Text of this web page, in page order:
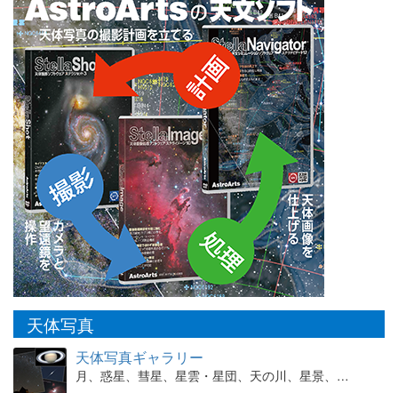
天体写真
天体写真ギャラリー
月、惑星、彗星、星雲・星団、天の川、星景、…